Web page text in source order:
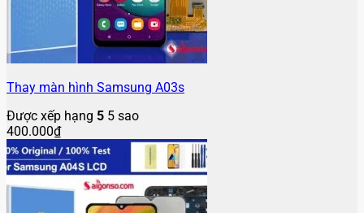
Thay màn hình Samsung A03s
Được xếp hạng 5 5 sao
400.000₫